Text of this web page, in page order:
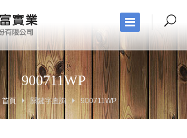
900711WP
首頁 關鍵字查詢 900711WP